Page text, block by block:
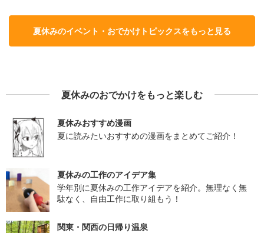
夏休みのイベント・おでかけトピックスをもっと見る
夏休みのおでかけをもっと楽しむ
夏休みおすすめ漫画
夏に読みたいおすすめの漫画をまとめてご紹介！
夏休みの工作のアイデア集
学年別に夏休みの工作アイデアを紹介。無理なく無
駄なく、自由工作に取り組もう！
関東・関西の日帰り温泉